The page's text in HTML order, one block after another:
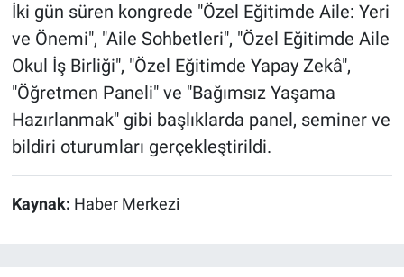
İki gün süren kongrede "Özel Eğitimde Aile: Yeri
ve Önemi", "Aile Sohbetleri", "Özel Eğitimde Aile
Okul İş Birliği", "Özel Eğitimde Yapay Zekâ",
"Öğretmen Paneli" ve "Bağımsız Yaşama
Hazırlanmak" gibi başlıklarda panel, seminer ve
bildiri oturumları gerçekleştirildi.
Kaynak: Haber Merkezi